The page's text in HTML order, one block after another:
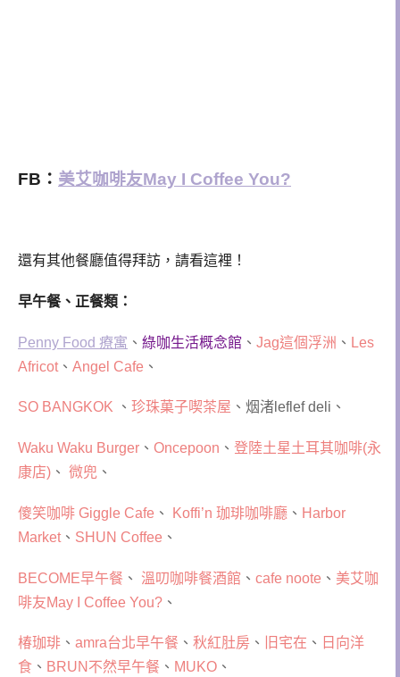
FB： 美艾咖啡友May I Coffee You?
還有其他餐廳值得拜訪，請看這裡！
早午餐、正餐類：
Penny Food 療寓 、 綠咖生活概念館 、 Jag這個浮洲 、 Les
Africot、 Angel Cafe 、
SO BANGKOK 、 珍珠菓子喫茶屋 、烟渚leflef deli、
Waku Waku Burger 、 Oncepoon 、 登陸土星土耳其咖啡(永
康店) 、 微兜 、
傻笑咖啡 Giggle Cafe 、 Koffi’n 珈琲咖啡廳 、 Harbor
Market、 SHUN Coffee 、
BECOME早午餐 、 溫叨咖啡餐酒館 、 cafe noote 、 美艾咖
啡友May I Coffee You? 、
椿珈琲 、 amra台北早午餐 、 秋紅肚房 、 旧宅在 、 日向洋
食 、 BRUN不然早午餐 、 MUKO 、